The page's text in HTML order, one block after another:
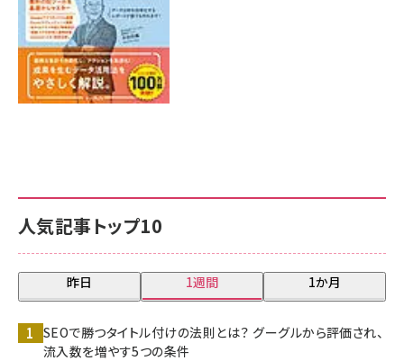
人気記事トップ10
昨日 1週間 1か月
SEOで勝つタイトル付けの法則とは？ グーグルから評価され、
流入数を増やす5つの条件